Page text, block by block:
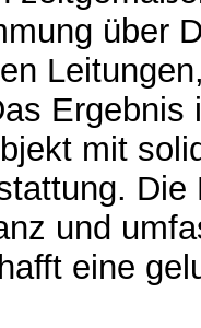
über
Ergebnis
mit
und
eine